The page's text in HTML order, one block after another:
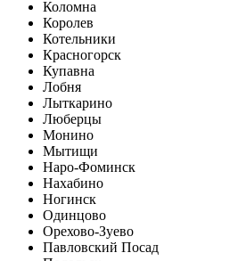
Коломна
Королев
Котельники
Красногорск
Купавна
Лобня
Лыткарино
Люберцы
Монино
Мытищи
Наро-Фоминск
Нахабино
Ногинск
Одинцово
Орехово-Зуево
Павловский Посад